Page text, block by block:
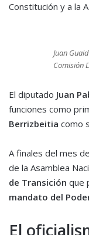
Constitución y a la
Juan
Comisión
El diputado Juan
funciones como
Berrizbeitia como
A finales del mes
de la Asamblea
de Transición que
mandato del
El